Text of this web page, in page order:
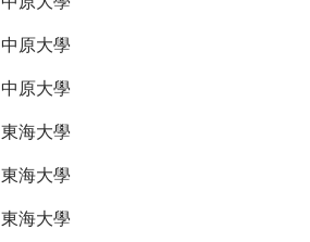
中原大學
中原大學
東海大學
東海大學
東海大學